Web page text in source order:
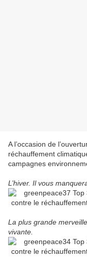
A l’occasion de
réchauffement
campagnes
L’hiver. Il vous
La plus grande
vivante.